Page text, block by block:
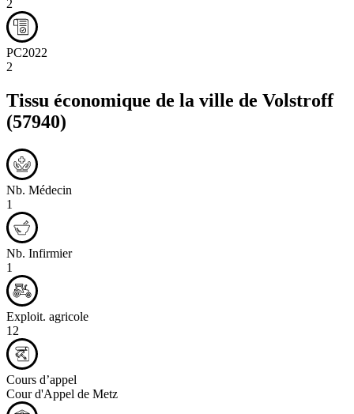
2
PC2022
2
Tissu économique de la ville de Volstroff
(57940)
Nb. Médecin
1
Nb. Infirmier
1
Exploit. agricole
12
Cours d’appel
Cour d'Appel de Metz